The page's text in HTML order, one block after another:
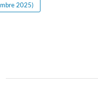
2025)